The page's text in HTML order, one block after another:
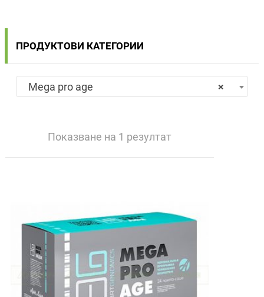
Показване на 1 резултат
ПРОДУКТОВИ КАТЕГОРИИ
×
Mega pro age